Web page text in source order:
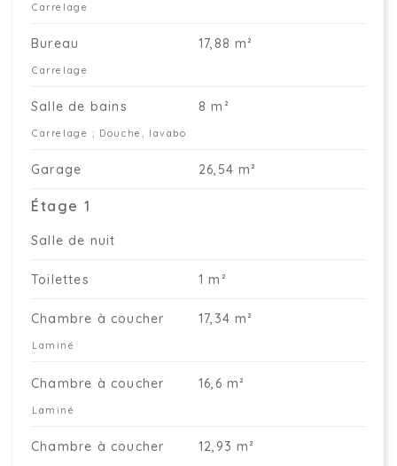
Carrelage
Bureau 17,88 m²
Carrelage
Salle de bains 8 m²
Carrelage ; Douche, lavabo
Garage 26,54 m²
Étage 1
Salle de nuit
Toilettes 1 m²
Chambre à coucher 17,34 m²
Laminé
Chambre à coucher 16,6 m²
Laminé
Chambre à coucher 12,93 m²